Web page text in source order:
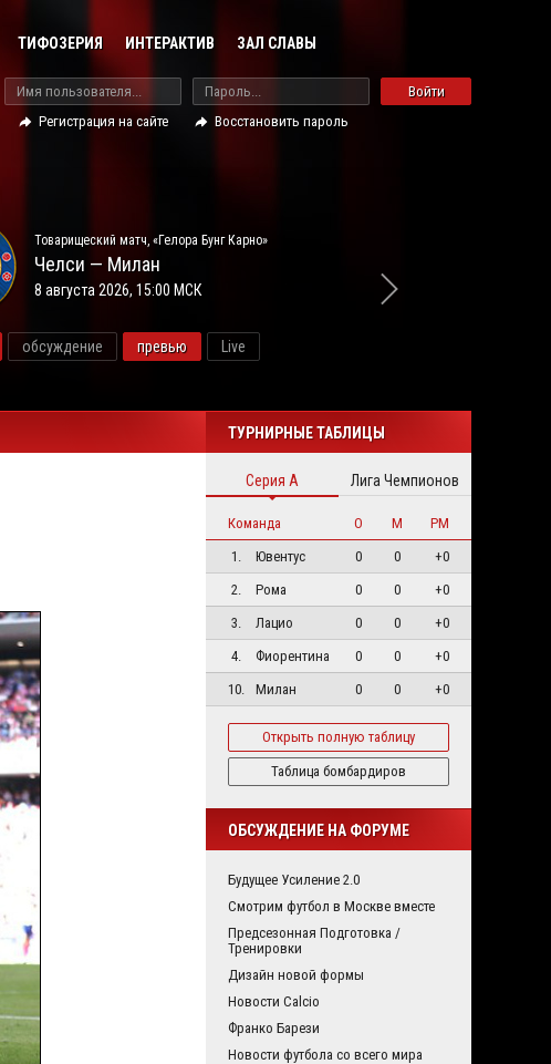
ТИФОЗЕРИЯ ИНТЕРАКТИВ ЗАЛ СЛАВЫ
Войти
Регистрация на сайте
Восстановить пароль
Товарищеский матч, «Гелора Бунг Карно»
Челси — Милан
8 августа 2026, 15:00 МСК
обсуждение превью Live
ТУРНИРНЫЕ ТАБЛИЦЫ
Серия А Лига Чемпионов
Команда О М
РМ
1.
Ювентус 0 0
+0
2.
Рома 0 0
+0
3.
Лацио 0 0
+0
4.
Фиорентина 0 0
+0
10.
Милан 0 0 +0
Открыть полную таблицу
Таблица бомбардиров
ОБСУЖДЕНИЕ НА ФОРУМЕ
Будущее Усиление 2.0
Смотрим футбол в Москве вместе
Предсезонная Подготовка /
Тренировки
Дизайн новой формы
Новости Calcio
Франко Барези
Новости футбола со всего мира